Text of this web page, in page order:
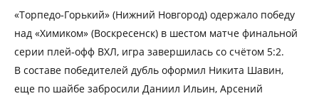
«Торпедо‑Горький» (Нижний Новгород) одержало победу
над «Химиком» (Воскресенск) в шестом матче финальной
серии плей‑офф ВХЛ, игра завершилась со счётом 5:2.
В составе победителей дубль оформил Никита Шавин,
еще по шайбе забросили Даниил Ильин, Арсений